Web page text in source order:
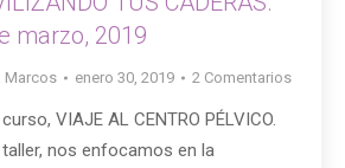
marzo, 2019
Marcos enero 30, 2019 2 Comentarios
VIAJE AL CENTRO PÉLVICO.
nos enfocamos en la